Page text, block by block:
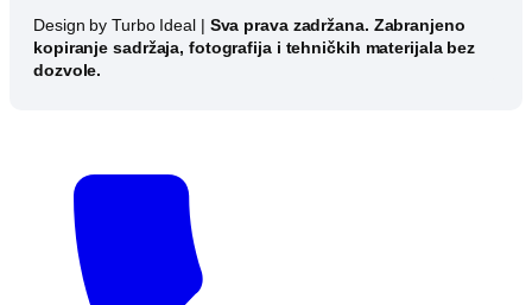
Design by Turbo Ideal | Sva prava zadržana. Zabranjeno
kopiranje sadržaja, fotografija i tehničkih materijala bez
dozvole.